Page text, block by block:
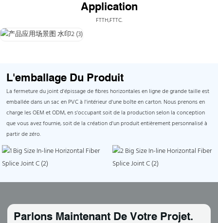
Application
FTTH,FTTC.
L'emballage Du Produit
La fermeture du joint d'épissage de fibres horizontales en ligne de grande taille est
emballée dans un sac en PVC à l'intérieur d'une boîte en carton. Nous prenons en
charge les OEM et ODM, en s'occupant soit de la production selon la conception
que vous avez fournie, soit de la création d'un produit entièrement personnalisé à
partir de zéro.
Parlons Maintenant De Votre Projet.